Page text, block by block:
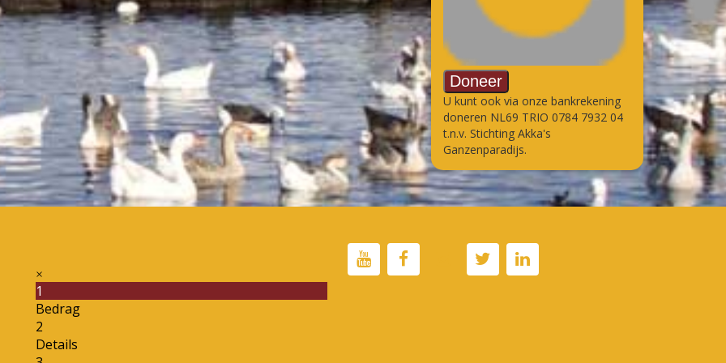
U kunt ook via onze bankrekening
doneren NL69 TRIO 0784 7932 04
t.n.v. Stichting Akka's
Ganzenparadijs.